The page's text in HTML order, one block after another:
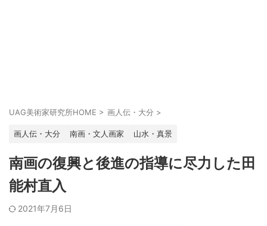
UAG美術家研究所HOME > 画人伝・大分 >
画人伝・大分 南画・文人画家 山水・真景
南画の復興と後進の指導に尽力した田
能村直入
2021年7月6日